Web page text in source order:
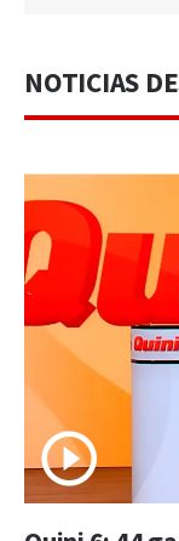
NOTICIAS